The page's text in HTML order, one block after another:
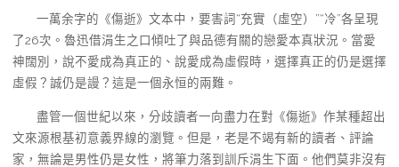
一萬余字的《傷逝》文本中，要害詞“充實（虛空）”“冷”各呈現
了26次。魯迅借涓生之口傾吐了與品德有關的戀愛本真狀況。當愛
神闊別，說不愛成為真正的、說愛成為虛假時，選擇真正的仍是選擇
虛假？誠仍是謾？這是一個永恒的兩難。
盡管一個世紀以來，分歧讀者一向盡力在對《傷逝》作某種超出
文來源根基初意義界線的瀏覽。但是，老是不竭有新的讀者、評論
家，無論是男性仍是女性，將筆力落到訓斥涓生下面。他們莫非沒有